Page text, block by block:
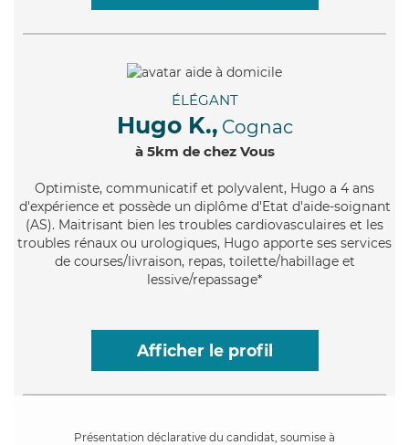
ÉLÉGANT
Hugo K., Cognac
à 5km de chez Vous
Optimiste, communicatif et polyvalent, Hugo a 4 ans
d'expérience et possède un diplôme d'Etat d'aide-soignant
(AS). Maitrisant bien les troubles cardiovasculaires et les
troubles rénaux ou urologiques, Hugo apporte ses services
de courses/livraison, repas, toilette/habillage et
lessive/repassage*
Afficher le profil
Présentation déclarative du candidat, soumise à